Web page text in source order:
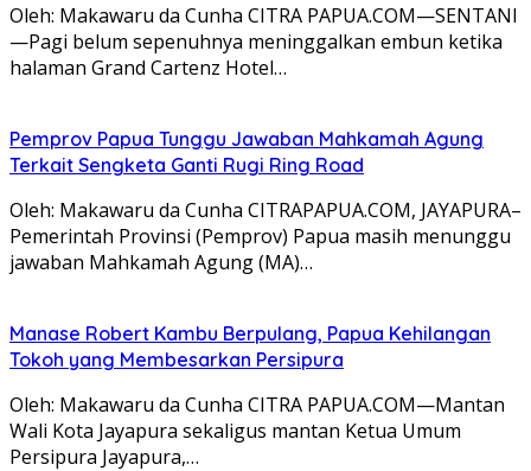
Oleh: Makawaru da Cunha CITRA PAPUA.COM—SENTANI
—Pagi belum sepenuhnya meninggalkan embun ketika
halaman Grand Cartenz Hotel…
Pemprov Papua Tunggu Jawaban Mahkamah Agung
Terkait Sengketa Ganti Rugi Ring Road
Oleh: Makawaru da Cunha CITRAPAPUA.COM, JAYAPURA–
Pemerintah Provinsi (Pemprov) Papua masih menunggu
jawaban Mahkamah Agung (MA)…
Manase Robert Kambu Berpulang, Papua Kehilangan
Tokoh yang Membesarkan Persipura
Oleh: Makawaru da Cunha CITRA PAPUA.COM—Mantan
Wali Kota Jayapura sekaligus mantan Ketua Umum
Persipura Jayapura,…